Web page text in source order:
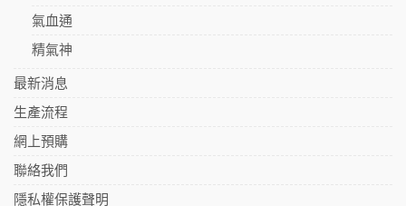
氣血通
精氣神
最新消息
生產流程
網上預購
聯絡我們
隱私權保護聲明